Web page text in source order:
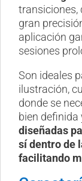
transiciones,
gran
aplicación
sesiones
Son ideales
ilustración,
donde se
bien definida
diseñadas
sí dentro de
facilitando